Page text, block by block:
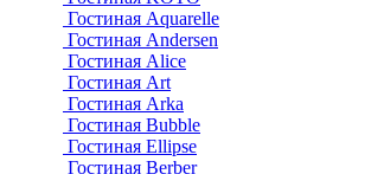
Гостиная Aquarelle
Гостиная Andersen
Гостиная Alice
Гостиная Art
Гостиная Arka
Гостиная Bubble
Гостиная Ellipse
Гостиная Berber